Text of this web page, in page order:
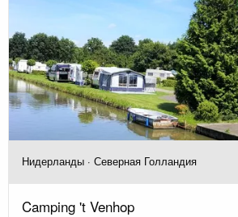
Нидерланды · Северная Голландия
Camping 't Venhop